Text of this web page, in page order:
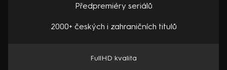
Předpremiéry seriálů
2000+ českých i zahraničních titulů
FullHD kvalita